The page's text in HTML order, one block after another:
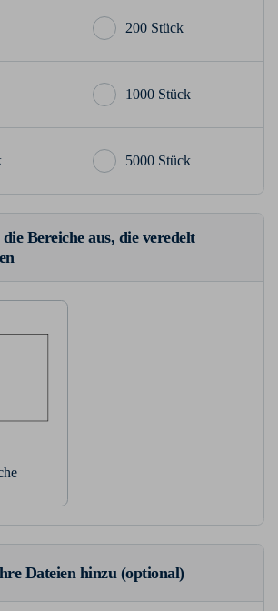
200 Stück
1000 Stück
5000 Stück
Bereiche aus, die veredelt
Dateien hinzu (optional)